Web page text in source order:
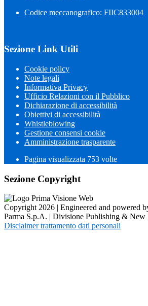
Codice meccanografico: FIIC833004
Sezione Link Utili
Cookie policy
Note legali
Informativa Privacy
Ufficio Relazioni con il Pubblico
Dichiarazione di accessibilità
Obiettivi di accessibilità
Whistleblowing
Gestione consensi cookie
Amministrazione trasparente
Pagina visualizzata 753 volte
Sezione Copyright
Copyright 2026 | Engineered and powered
Parma S.p.A. | Divisione Publishing & New
Disclaimer trattamento dati personali